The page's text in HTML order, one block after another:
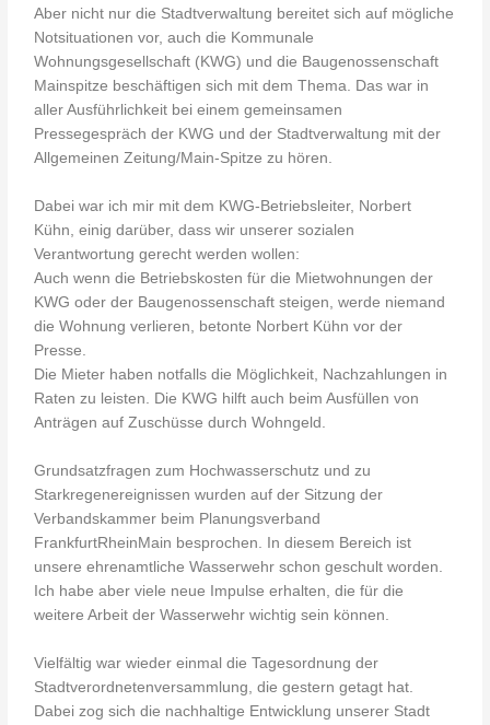
Aber nicht nur die Stadtverwaltung bereitet sich auf mögliche
Notsituationen vor, auch die Kommunale
Wohnungsgesellschaft (KWG) und die Baugenossenschaft
Mainspitze beschäftigen sich mit dem Thema. Das war in
aller Ausführlichkeit bei einem gemeinsamen
Pressegespräch der KWG und der Stadtverwaltung mit der
Allgemeinen Zeitung/Main-Spitze zu hören.
Dabei war ich mir mit dem KWG-Betriebsleiter, Norbert
Kühn, einig darüber, dass wir unserer sozialen
Verantwortung gerecht werden wollen:
Auch wenn die Betriebskosten für die Mietwohnungen der
KWG oder der Baugenossenschaft steigen, werde niemand
die Wohnung verlieren, betonte Norbert Kühn vor der
Presse.
Die Mieter haben notfalls die Möglichkeit, Nachzahlungen in
Raten zu leisten. Die KWG hilft auch beim Ausfüllen von
Anträgen auf Zuschüsse durch Wohngeld.
Grundsatzfragen zum Hochwasserschutz und zu
Starkregenereignissen wurden auf der Sitzung der
Verbandskammer beim Planungsverband
FrankfurtRheinMain besprochen. In diesem Bereich ist
unsere ehrenamtliche Wasserwehr schon geschult worden.
Ich habe aber viele neue Impulse erhalten, die für die
weitere Arbeit der Wasserwehr wichtig sein können.
Vielfältig war wieder einmal die Tagesordnung der
Stadtverordnetenversammlung, die gestern getagt hat.
Dabei zog sich die nachhaltige Entwicklung unserer Stadt